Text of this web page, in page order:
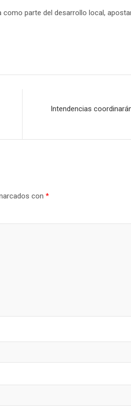
parte del desarrollo local,
Intendencias
con *